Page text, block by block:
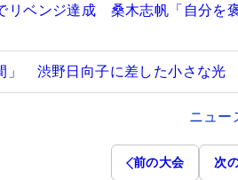
リベンジ達成 桑木志帆「自分を
」 渋野日向子に差した小さな光
ニュー
前の大会 次